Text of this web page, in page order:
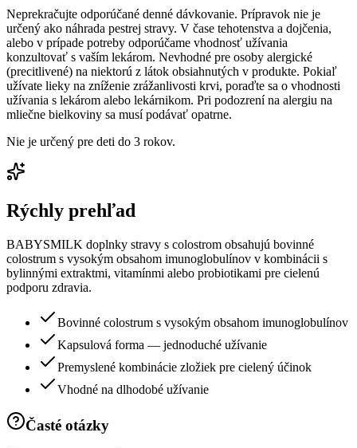
Neprekračujte odporúčané denné dávkovanie. Prípravok nie je
určený ako náhrada pestrej stravy. V čase tehotenstva a dojčenia,
alebo v prípade potreby odporúčame vhodnosť užívania
konzultovať s vaším lekárom. Nevhodné pre osoby alergické
(precitlivené) na niektorú z látok obsiahnutých v produkte. Pokiaľ
užívate lieky na zníženie zrážanlivosti krvi, poraďte sa o vhodnosti
užívania s lekárom alebo lekárnikom. Pri podozrení na alergiu na
mliečne bielkoviny sa musí podávať opatrne.
Nie je určený pre deti do 3 rokov.
Rýchly prehľad
BABYSMILK doplnky stravy s colostrom obsahujú bovinné
colostrum s vysokým obsahom imunoglobulínov v kombinácii s
bylinnými extraktmi, vitamínmi alebo probiotikami pre cielenú
podporu zdravia.
Bovinné colostrum s vysokým obsahom imunoglobulínov
Kapsulová forma — jednoduché užívanie
Premyslené kombinácie zložiek pre cielený účinok
Vhodné na dlhodobé užívanie
Časté otázky